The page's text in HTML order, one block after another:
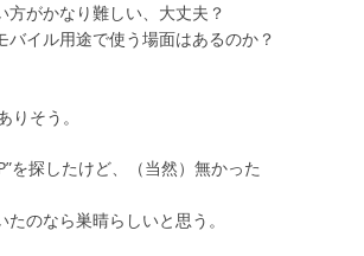
がかなり難しい、大丈夫？
イル用途で使う場面はあるのか？
そう。
を探したけど、（当然）無かった
のなら巣晴らしいと思う。